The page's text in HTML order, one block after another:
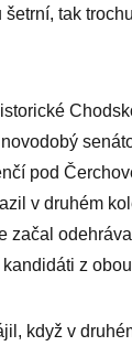
tak
pod
v druhém
začal
z
když v